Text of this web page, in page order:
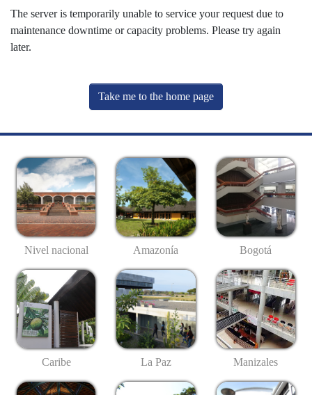
The server is temporarily unable to service your request due to
maintenance downtime or capacity problems. Please try again
later.
Take me to the home page
Nivel nacional Amazonía Bogotá
Caribe La Paz Manizales